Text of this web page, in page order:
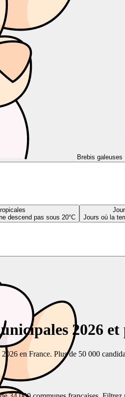
Brebis galeuses
descend pas sous 20°C
Jours où la
2026
en France. Plus de 50 000